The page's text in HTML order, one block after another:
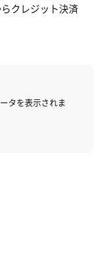
クレジット決済
タを表示されま